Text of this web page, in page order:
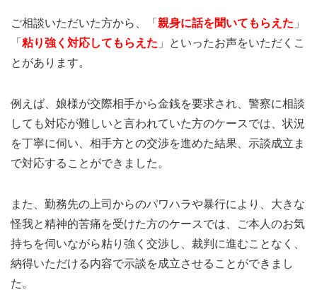
ご相談いただいた方から、「親身に話を聞いてもらえた 」
「粘り強く対応してもらえた 」といったお声をいただくこ
とがあります。
例えば、娘様が交際相手から金銭を要求され、警察に相談
しても対応が難しいと言われていた方のケースでは、状況
を丁寧に伺い、相手方との交渉を進めた結果、示談成立ま
で対応することができました。
また、勤務先の上司からのパワハラや暴行により、大きな
怪我と精神的苦痛を受けた方のケースでは、ご本人のお気
持ちを伺いながら粘り強く交渉し、裁判に進むことなく、
納得いただける内容で示談を成立させることができまし
た。